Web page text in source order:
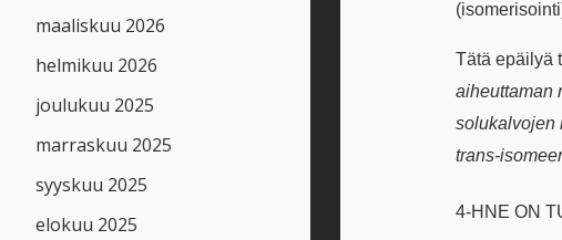
Tätä epäilyä
aiheuttaman
solukalvojen
trans-
4-HNE ON
maaliskuu 2026
helmikuu 2026
joulukuu 2025
marraskuu 2025
syyskuu 2025
elokuu 2025